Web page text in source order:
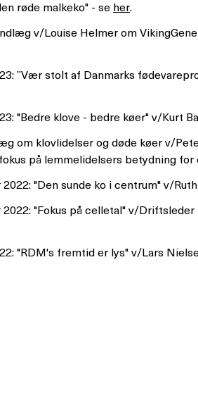
røde malkeko" - se her.
v/Louise Helmer om
”Vær stolt af Danmarks
"Bedre klove - bedre køer" v/Kurt
om klovlidelser og døde køer v/
på lemmelidelsers betydning for
"Den sunde ko i centrum" v/
"Fokus på celletal" v/
"RDM's fremtid er lys" v/Lars